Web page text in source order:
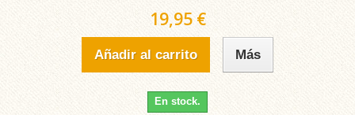
19,95 €
Añadir al carrito Más
En stock.